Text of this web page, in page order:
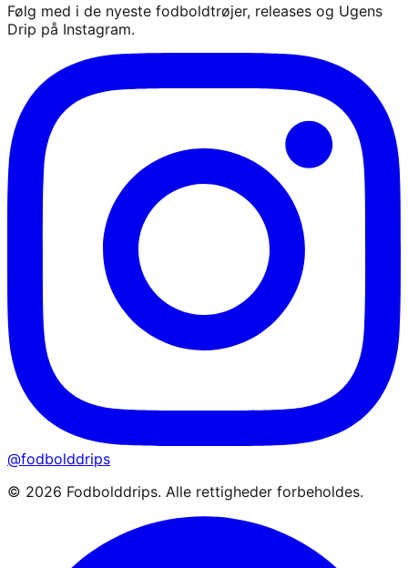
Følg med i de nyeste fodboldtrøjer, releases og Ugens
Drip på Instagram.
@fodbolddrips
© 2026 Fodbolddrips. Alle rettigheder forbeholdes.